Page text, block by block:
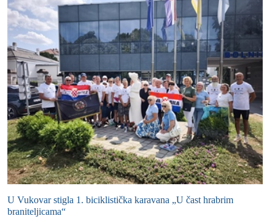
U Vukovar stigla 1. biciklistička karavana „U čast hrabrim
braniteljicama“